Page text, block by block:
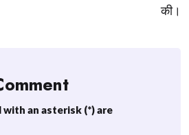
की।
an asterisk (*) are